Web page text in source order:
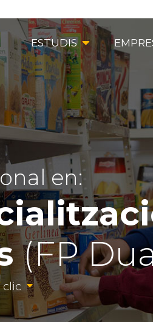
ESTUDIS
en:
(FP
clic